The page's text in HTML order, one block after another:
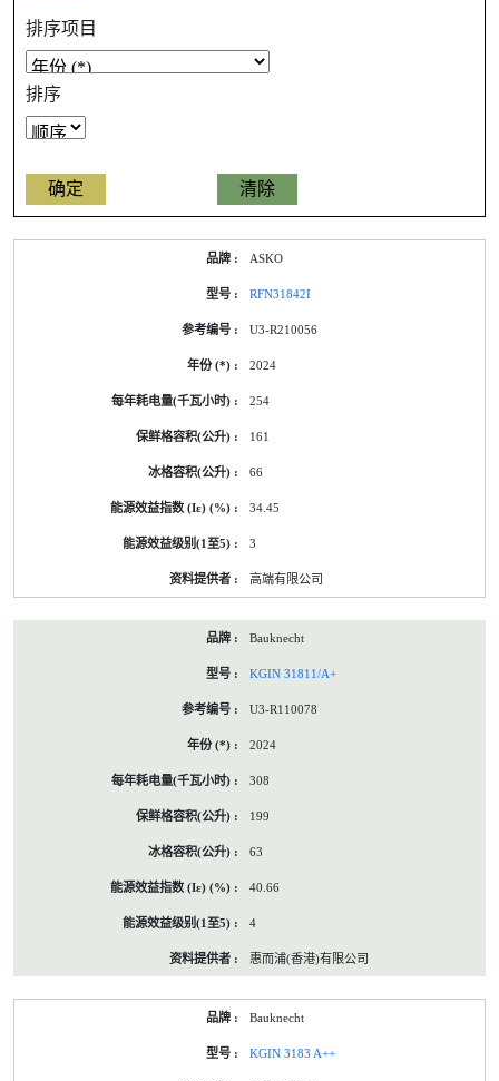
排序项目
排序
ASKO
RFN31842I
U3-R210056
2024
254
161
66
34.45
3
高端有限公司
Bauknecht
KGIN 31811/A+
U3-R110078
2024
308
199
63
40.66
4
惠而浦(香港)有限公司
Bauknecht
KGIN 3183 A++